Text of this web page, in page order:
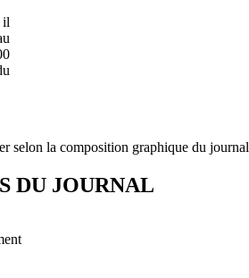
il
selon la composition graphique du journal
DU JOURNAL